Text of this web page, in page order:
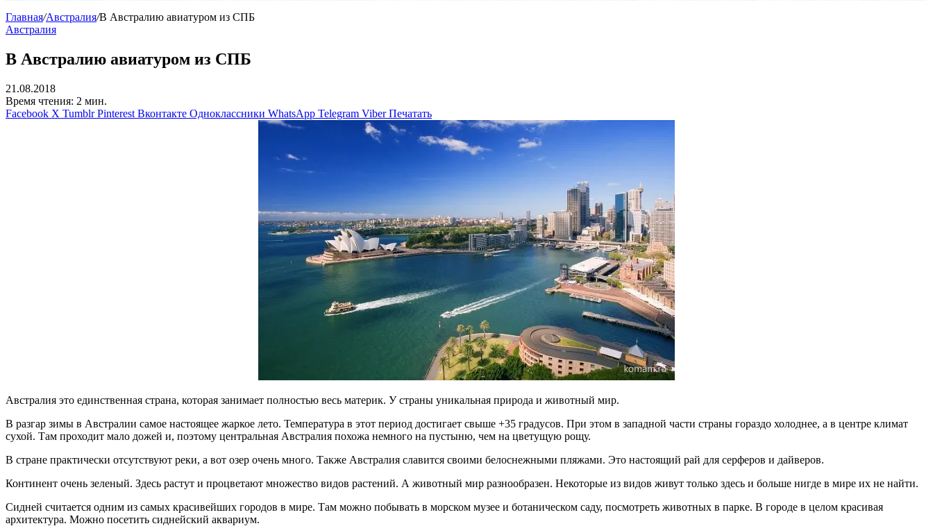
Главная/Австралия/В Австралию авиатуром из СПБ
Австралия
В Австралию авиатуром из СПБ
21.08.2018
Время чтения: 2 мин.
Facebook X Tumblr Pinterest Вконтакте Одноклассники WhatsApp Telegram Viber Печатать
Австралия это единственная страна, которая занимает полностью весь материк. У страны уникальная природа и животный мир.
В разгар зимы в Австралии самое настоящее жаркое лето. Температура в этот период достигает свыше +35 градусов. При этом в западной части страны гораздо холоднее, а в центре климат
сухой. Там проходит мало дожей и, поэтому центральная Австралия похожа немного на пустыню, чем на цветущую рощу.
В стране практически отсутствуют реки, а вот озер очень много. Также Австралия славится своими белоснежными пляжами. Это настоящий рай для серферов и дайверов.
Континент очень зеленый. Здесь растут и процветают множество видов растений. А животный мир разнообразен. Некоторые из видов живут только здесь и больше нигде в мире их не найти.
Сидней считается одним из самых красивейших городов в мире. Там можно побывать в морском музее и ботаническом саду, посмотреть животных в парке. В городе в целом красивая
архитектура. Можно посетить сиднейский аквариум.